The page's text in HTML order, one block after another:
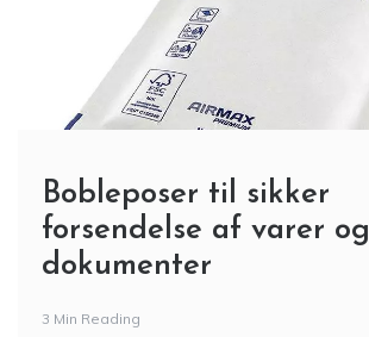
Bobleposer til sikker
forsendelse af varer og
dokumenter
3 Min Reading